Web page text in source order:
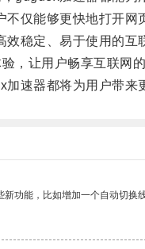
能够更快地打开网
稳定、易于使用的互
让用户畅享互联网的
器都将为用户带来
功能，比如增加一个自动切换